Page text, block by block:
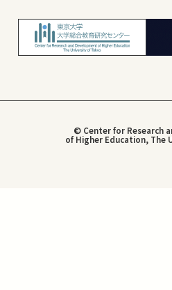
© Center for Research
of Higher Education, The